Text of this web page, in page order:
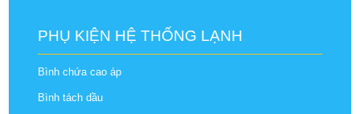
PHỤ KIỆN HỆ THỐNG LẠNH
Bình chứa cao áp
Bình tách dầu